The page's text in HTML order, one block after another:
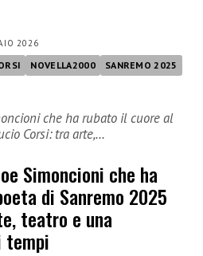
2026
NOVELLA2000
SANREMO 2025
che ha rubato il cuore al
Corsi: tra arte,…
Simoncioni che ha
di Sanremo 2025
teatro e una
tempi